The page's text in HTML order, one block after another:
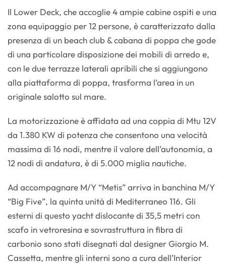
Il Lower Deck, che accoglie 4 ampie cabine ospiti e una
zona equipaggio per 12 persone, è caratterizzato dalla
presenza di un beach club & cabana di poppa che gode
di una particolare disposizione dei mobili di arredo e,
con le due terrazze laterali apribili che si aggiungono
alla piattaforma di poppa, trasforma l’area in un
originale salotto sul mare.
La motorizzazione è affidata ad una coppia di Mtu 12V
da 1.380 KW di potenza che consentono una velocità
massima di 16 nodi, mentre il valore dell’autonomia, a
12 nodi di andatura, è di 5.000 miglia nautiche.
Ad accompagnare M/Y “Metis” arriva in banchina M/Y
“Big Five”, la quinta unità di Mediterraneo 116. Gli
esterni di questo yacht dislocante di 35,5 metri con
scafo in vetroresina e sovrastruttura in fibra di
carbonio sono stati disegnati dal designer Giorgio M.
Cassetta, mentre gli interni sono a cura dell’Interior